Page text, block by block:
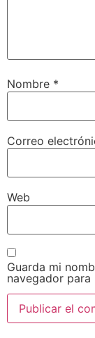
Nombre *
Correo
Web
Guarda mi
navegador